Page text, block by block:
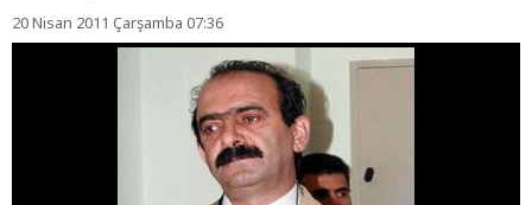
20 Nisan 2011 Çarşamba 07:36